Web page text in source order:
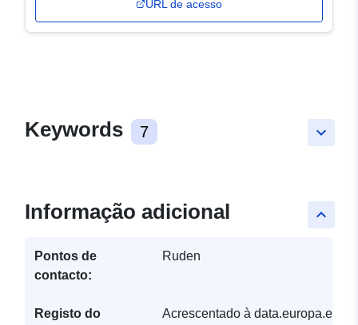
URL de acesso
keyboard_arrow_down
Keywords 7
keyboard_arrow_up
Informação adicional
Pontos de
contacto:
Ruden
Registo do
Acrescentado à data.europa.eu: